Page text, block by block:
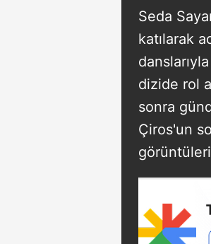
Seda
katılarak
dizide rol
sonra
Çiros'un